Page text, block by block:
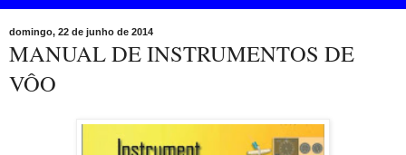
domingo, 22 de junho de 2014
MANUAL DE INSTRUMENTOS DE
VÔO